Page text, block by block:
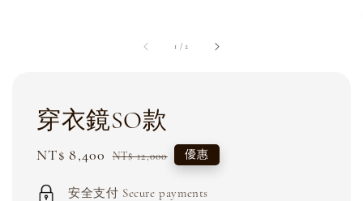
1 /2
穿衣鏡SO款
Sale
NT$ 8,400 Regular
NT$ 12,000 優惠
安全支付 Secure payments